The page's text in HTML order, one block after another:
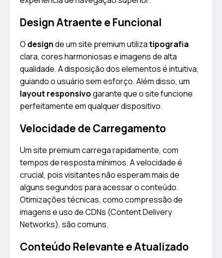
Design Atraente e Funcional
O designde um site premium utilizatipografia
clara, cores harmoniosas e imagens de alta
qualidade. A disposição dos elementos é intuitiva,
guiando o usuário sem esforço. Além disso, um
layout responsivogarante que o site funcione
perfeitamente em qualquer dispositivo.
Velocidade de Carregamento
Um site premium carrega rapidamente, com
tempos de resposta mínimos. A velocidade é
crucial, pois visitantes não esperam mais de
alguns segundos para acessar o conteúdo.
Otimizações técnicas, como compressão de
imagens e uso de CDNs (Content Delivery
Networks), são comuns.
Conteúdo Relevante e Atualizado